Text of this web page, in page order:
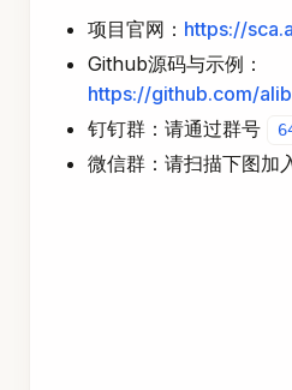
项目官网： https://
Github源码与示例：
https://github.com/
钉钉群：请通过群号
微信群：请扫描下图加